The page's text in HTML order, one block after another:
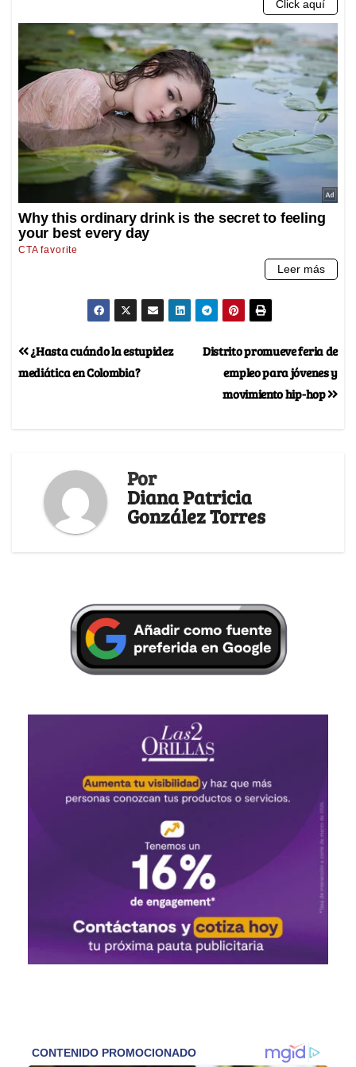
Distrito promueve feria de
empleo para jóvenes y
movimiento hip-hop
¿Hasta cuándo la estupidez
mediática en Colombia?
Por
Diana Patricia
González Torres